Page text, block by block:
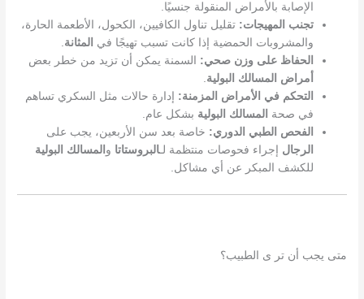
الإصابة بالأمراض المنقولة جنسيًا.
تجنب المهيجات: تقليل تناول الكافيين، الكحول، الأطعمة الحارة،
والمشروبات الحمضية إذا كانت تسبب تهيجًا في المثانة.
الحفاظ على وزن صحي: السمنة يمكن أن تزيد من خطر بعض
أمراض المسالك البولية.
التحكم في الأمراض المزمنة: إدارة حالات مثل السكري تساهم
في صحة المسالك البولية بشكل عام.
الفحص الطبي الدوري: خاصة بعد سن الأربعين، يجب على
الرجال إجراء فحوصات منتظمة لـالبروستاتا و المسالك البولية
للكشف المبكر عن أي مشاكل.
متى يجب أن تر ى الطبيب؟